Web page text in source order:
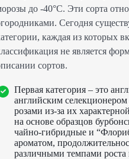
до -40°C. Эти сорта
Сегодня
каждая из которых
не является
сортов.
Первая категория – это
английским
розами из-за их
на основе образцов
чайно-гибридные и
ароматом,
различными темпами роста